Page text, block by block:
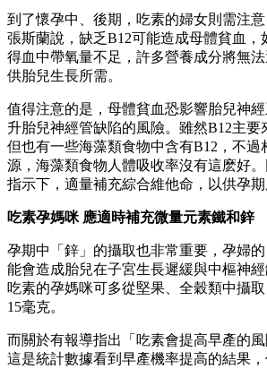
到了懷孕中、後期，吃素的婦女則需注意
張斯蘭說，缺乏B12可能造成母體貧血，
得血中帶氧量不足，許多營養成分將無
供胎兒生長所需。
值得注意的是，母體貧血恐影響胎兒神
升胎兒神經管缺陷的風險。雖然B12主要
但也有一些海藻類食物中含有B12，不過
源，海藻類食物人體吸收率沒有這麽好
指示下，適量補充綜合維他命，以供孕期
吃素孕媽咪 應適時補充微量元素鐵和鋅
孕期中「鋅」的攝取也非常重要，孕婦
能會造成胎兒在子宮生長遲緩與中樞神經
吃素的孕媽咪可多從堅果、全穀類中攝
15毫克。
而關於有報導指出「吃素會提高早產的風
這是統計數據看到早產機率提高的結果